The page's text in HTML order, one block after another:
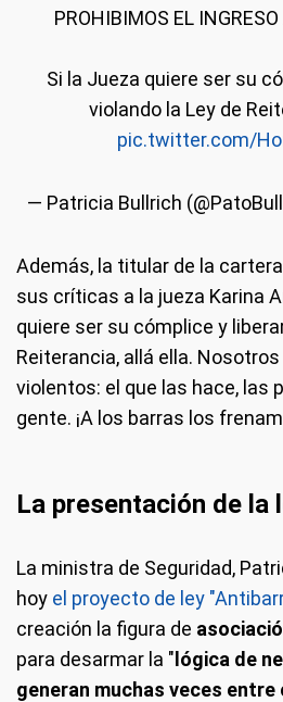
PROHIBIMOS EL
Si la Jueza quiere ser su
violando la Ley de
pic.twitter.com/
— Patricia Bullrich
Además, la titular de la
sus críticas a la jueza Karina
quiere ser su cómplice y
Reiterancia, allá ella.
violentos: el que las hace, las
gente. ¡A los barras los
La presentación de la
La ministra de Seguridad,
hoy el proyecto de ley
creación la figura de
para desarmar la " lógica de
generan muchas veces